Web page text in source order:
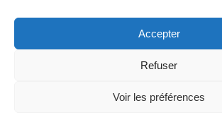
Accepter
Refuser
Voir les préférences
Suivez-nous sur Facebook
Site